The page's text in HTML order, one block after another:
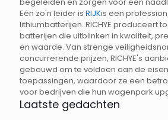
Eén zo'n leider is RIJKis een
lithiumbatterijen. RICHYE produceert
batterijen die uitblinken in kwaliteit,
en waarde. Van strenge
concurrerende prijzen, RICHYE's
gebouwd om te voldoen aan de
toepassingen, waardoor ze een
voor bedrijven die hun wagenpark
Laatste gedachten